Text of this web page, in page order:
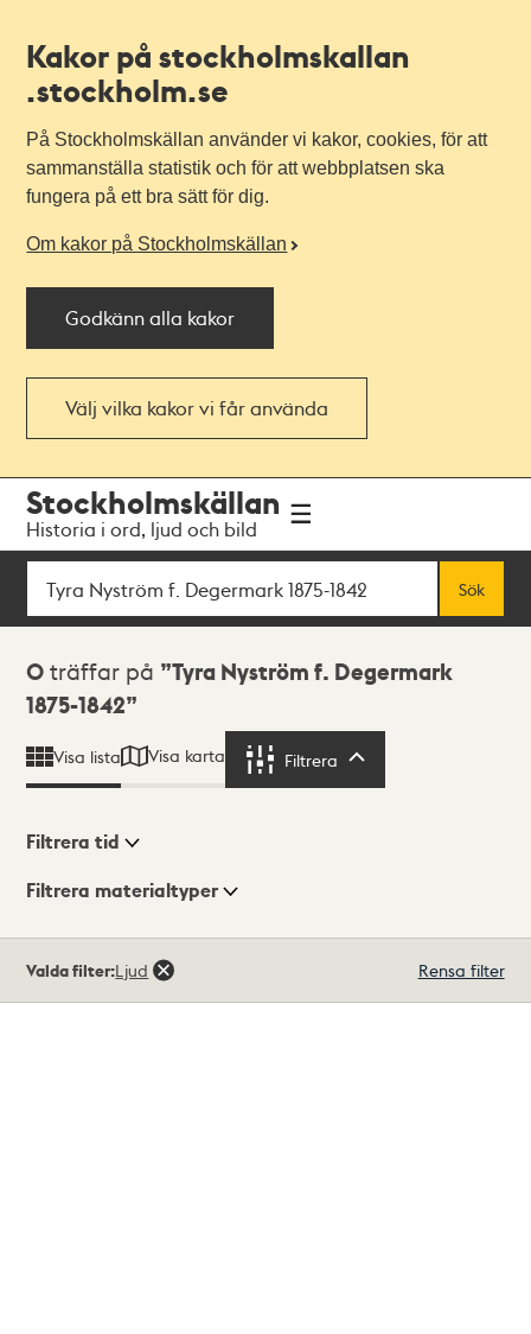
Kakor på stockholmskallan
.stockholm.se
På Stockholmskällan använder vi kakor, cookies, för att
sammanställa statistik och för att webbplatsen ska
fungera på ett bra sätt för dig.
Om kakor på Stockholmskällan
Godkänn alla kakor
Välj vilka kakor vi får använda
navigationen
huvudinnehållet
Stockholmskällan
Historia i ord, ljud och bild
Sök
Sök
Sökresultat
0 träffar på
Tyra Nyström f. Degermark
1875-1842
Visa lista Visa karta Filtrera
Visningsläge
Filtrera tid
Filtrera materialtyper
träffar
Valda filter:Ljud Rensa filter